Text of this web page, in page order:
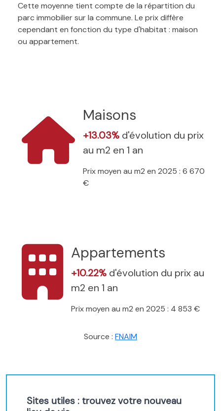
Cette moyenne tient compte de la répartition du
parc immobilier sur la commune. Le prix diffère
cependant en fonction du type d'habitat : maison
ou appartement.
Maisons
+13.03% d'évolution du prix
au m2 en 1 an
Prix moyen au m2 en 2025 : 6 670
€
Appartements
+10.22% d'évolution du prix au
m2 en 1 an
Prix moyen au m2 en 2025 : 4 853 €
Source : FNAIM
Sites utiles : trouvez votre nouveau